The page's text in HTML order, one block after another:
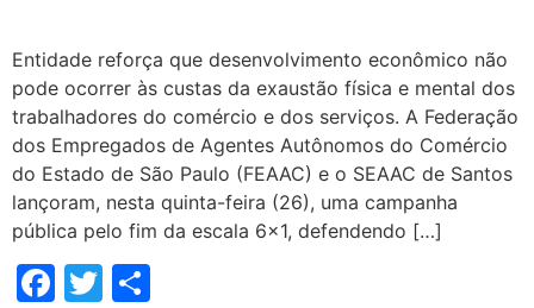
Entidade reforça que desenvolvimento econômico não
pode ocorrer às custas da exaustão física e mental dos
trabalhadores do comércio e dos serviços. A Federação
dos Empregados de Agentes Autônomos do Comércio
do Estado de São Paulo (FEAAC) e o SEAAC de Santos
lançoram, nesta quinta-feira (26), uma campanha
pública pelo fim da escala 6×1, defendendo […]
Facebook
Twitter